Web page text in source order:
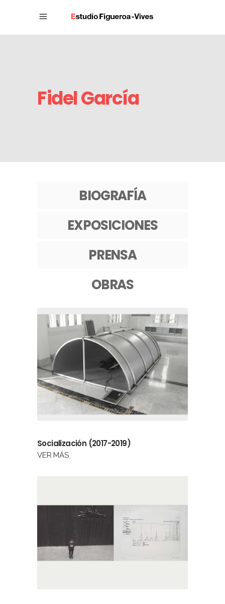
Fidel García
BIOGRAFÍA
EXPOSICIONES
PRENSA
OBRAS
Socialización (2017-2019)
VER MÁS